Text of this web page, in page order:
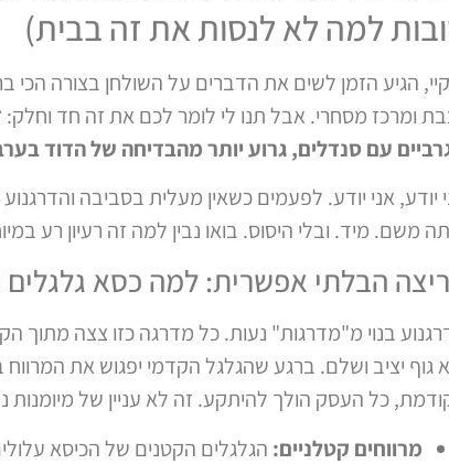
למה לא לנסות את זה בבית)
הגיע הזמן לשים את הדברים על השולחן בצורה
ומרכז מסחרי. אבל תנו לי לומר לכם את זה חד וחלק:
עם סנדלים, גרוע יותר מהבדיחה של הדוד
יודע, אני יודע. לפעמים כשאין מעלית בסביבה
משם. מיד. ובלי היסוס. בואו נבין למה זה רעיון רע
הבלתי אפשרית: למה כסא גלגלים
בנוי מ"מדרגות" נעות. כל מדרגה כזו צצה מתוך
גוף יציב ושלם. ברגע שהגלגל הקדמי יפגוש את
כל העסק הולך להיתקע. זה לא עניין של מיומנות
מרווחים קטלניים: הגלגלים הקטנים של הכיסא